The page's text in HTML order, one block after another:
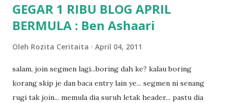
GEGAR 1 RIBU BLOG APRIL
BERMULA : Ben Ashaari
Oleh Rozita Ceritaita April 04, 2011
salam, join segmen lagi...boring dah ke? kalau boring
korang skip je dan baca entry lain ye... segmen ni senang
rugi tak join... memula dia suruh letak header... pastu dia